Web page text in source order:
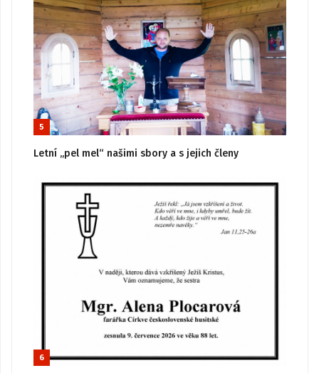
5
Letní „pel mel“ našimi sbory a s jejich členy
6